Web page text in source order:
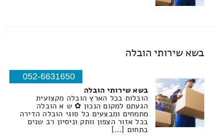
בשא שירותי הובלה
052-6631650
בשא שירותי הובלה
הובלות בכל הארץ הובלה מקצועית
הגעתם למקום הנכון ✿ ש א הובלה
מתמחים ומבצעים כל סוגי הובלה הדירה
בכל אזור הצפון וותק וניסיון רב שנים
בתחום […]